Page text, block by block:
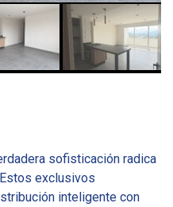
sofisticación radica
exclusivos
inteligente con